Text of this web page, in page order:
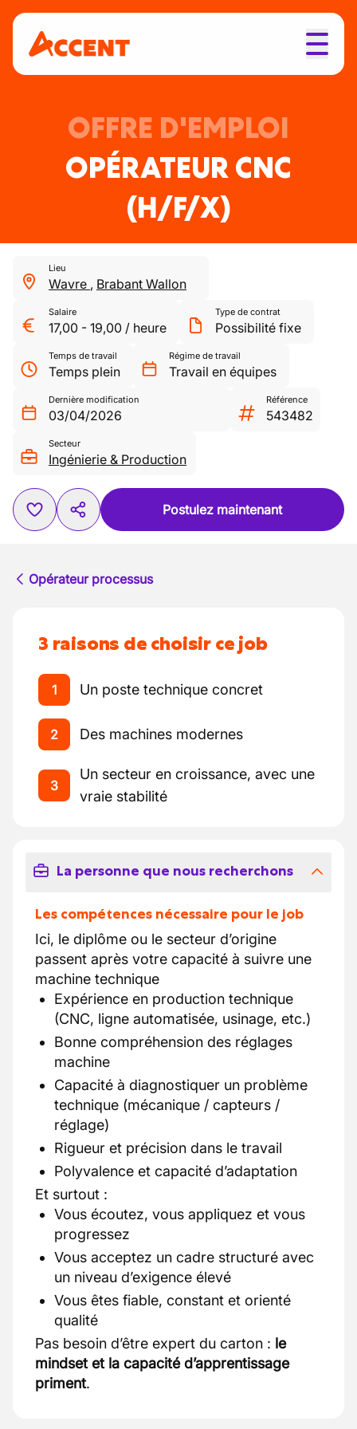
OFFRE D'EMPLOI
OPÉRATEUR CNC
(H/F/X)
Lieu
Wavre , Brabant Wallon
Salaire
17,00 - 19,00 / heure
Type de contrat
Possibilité fixe
Temps de travail
Temps plein
Régime de travail
Travail en équipes
Dernière modification
03/04/2026
Référence
543482
Secteur
Ingénierie & Production
Postulez maintenant
Opérateur processus
3 raisons de choisir ce job
1 Un poste technique concret
2 Des machines modernes
3
Un secteur en croissance, avec une
vraie stabilité
La personne que nous recherchons
Les compétences nécessaire pour le job
Ici, le diplôme ou le secteur d’origine
passent après votre capacité à suivre une
machine technique
Expérience en production technique
(CNC, ligne automatisée, usinage, etc.)
Bonne compréhension des réglages
machine
Capacité à diagnostiquer un problème
technique (mécanique / capteurs /
réglage)
Rigueur et précision dans le travail
Polyvalence et capacité d’adaptation
Et surtout :
Vous écoutez, vous appliquez et vous
progressez
Vous acceptez un cadre structuré avec
un niveau d’exigence élevé
Vous êtes fiable, constant et orienté
qualité
Pas besoin d’être expert du carton : le
mindset et la capacité d’apprentissage
priment.